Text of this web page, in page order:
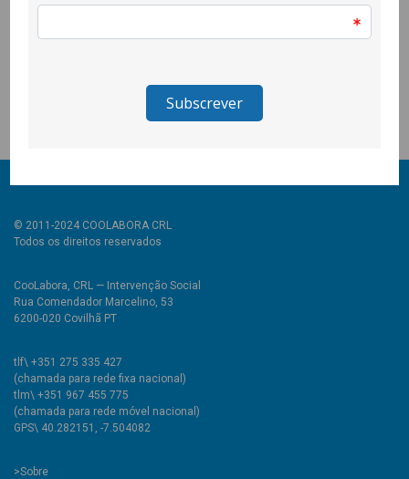
pais e mães para combinações de alimentos ou refeições
consumo de alimentos menos aconselháveis.
© 2011-2024 COOLABORA CRL
Todos os direitos reservados
CooLabora, CRL — Intervenção Social
Rua Comendador Marcelino, 53
6200-020 Covilhã PT
tlf\ +351 275 335 427
(chamada para rede fixa nacional)
tlm\ +351 967 455 775
(chamada para rede móvel nacional)
GPS\ 40.282151, -7.504082
>Sobre